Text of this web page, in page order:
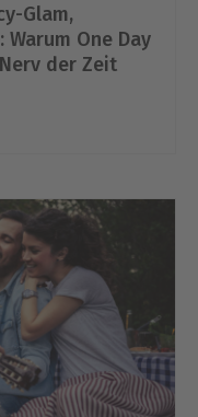
Glam,
One Day
der Zeit